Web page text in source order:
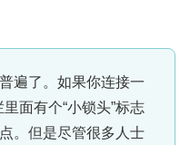
遍了。如果你连接一
面有个“小锁头”标志
。但是尽管很多人士